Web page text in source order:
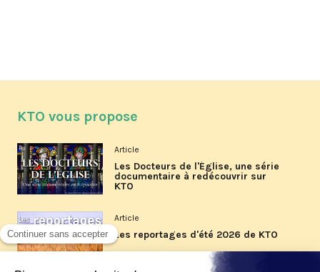
KTO vous propose
Article
Les Docteurs de l'Église, une série
documentaire à redécouvrir sur
KTO
Article
Les reportages d'été 2026 de KTO